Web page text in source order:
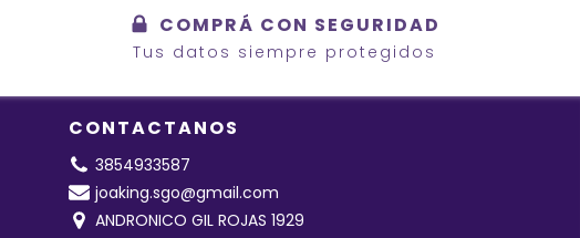
COMPRÁ CON SEGURIDAD
Tus datos siempre protegidos
CONTACTANOS
3854933587
joaking.sgo@gmail.com
ANDRONICO GIL ROJAS 1929